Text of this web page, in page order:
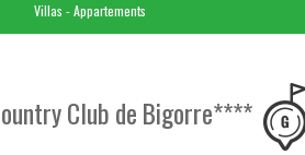
Villas - Appartements
Club de Bigorre****